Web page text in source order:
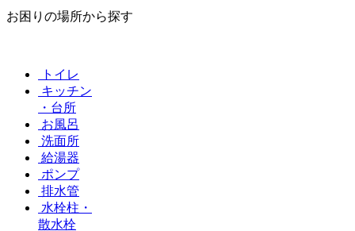
お困りの場所から探す
トイレ
キッチン
・台所
お風呂
洗面所
給湯器
ポンプ
排水管
水栓柱・
散水栓